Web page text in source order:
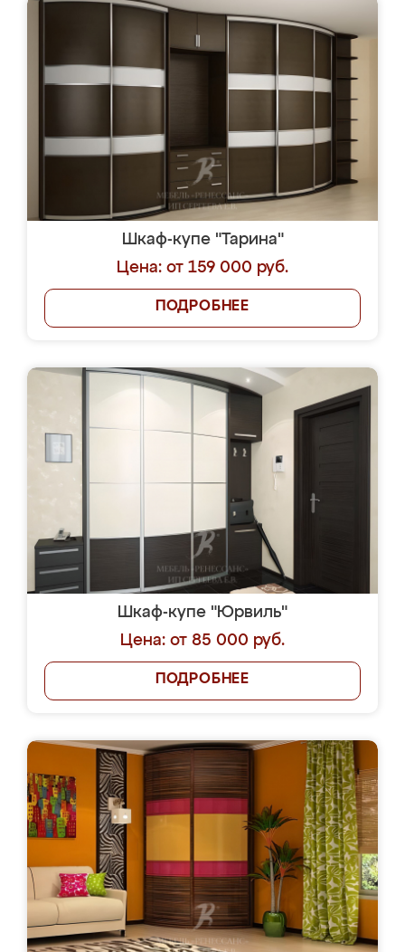
Шкаф-купе "Тарина"
Цена: от 159 000 руб.
ПОДРОБНЕЕ
Шкаф-купе "Юрвиль"
Цена: от 85 000 руб.
ПОДРОБНЕЕ